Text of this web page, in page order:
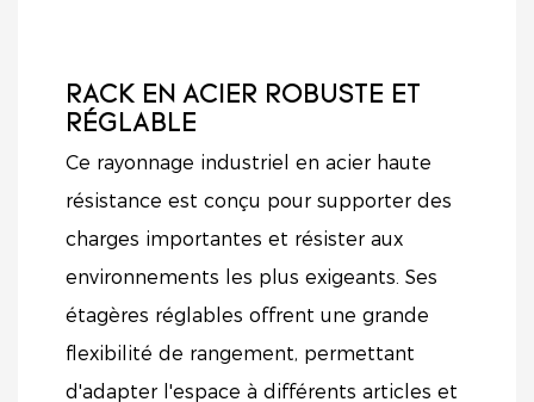
RACK EN ACIER ROBUSTE ET
RÉGLABLE
Ce rayonnage industriel en acier haute
résistance est conçu pour supporter des
charges importantes et résister aux
environnements les plus exigeants. Ses
étagères réglables offrent une grande
flexibilité de rangement, permettant
d'adapter l'espace à différents articles et